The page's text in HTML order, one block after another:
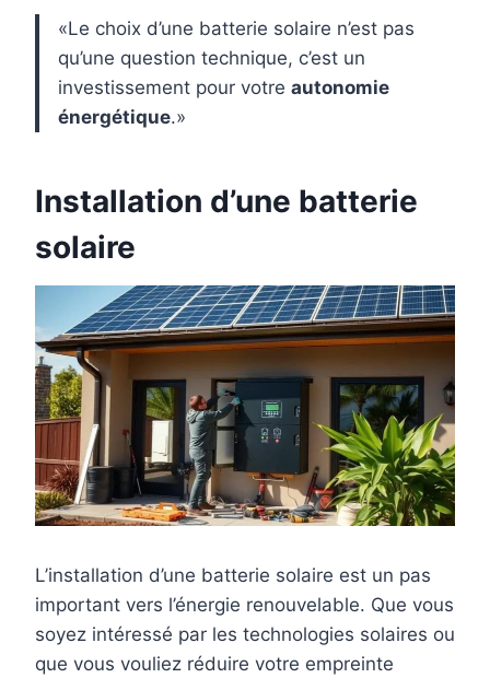
«Le choix d’une batterie solaire n’est pas
qu’une question technique, c’est un
investissement pour votre autonomie
énergétique.»
Installation d’une batterie
solaire
L’installation d’une batterie solaire est un pas
important vers l’énergie renouvelable. Que vous
soyez intéressé par les technologies solaires ou
que vous vouliez réduire votre empreinte